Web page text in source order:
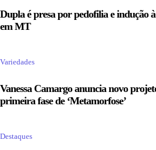
Dupla é presa por pedofilia e indução
em MT
Variedades
Vanessa Camargo anuncia novo
primeira fase de ‘Metamorfose’
Destaques